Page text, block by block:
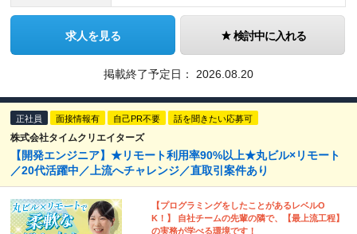
求人を見る 検討中に入れる
掲載終了予定日： 2026.08.20
正社員 面接情報有 自己PR不要 話を聞きたい応募可
株式会社タイムクリエイターズ
【開発エンジニア】★リモート利用率90%以上★丸ビル×リモート
／20代活躍中／上流へチャレンジ／直取引案件あり
【プログラミングをしたことがあるレベルO
K！】 自社チームの先輩の隣で、【最上流工程】
の実務が学べる環境です！